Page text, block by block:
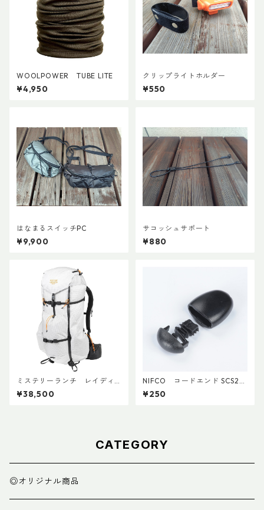
WOOLPOWER TUBE LITE
¥4,950
クリップライトホルダー
¥550
はなまるスイッチPC
¥9,900
サコッシュサポート
¥880
ミステリーランチ レイディ
ックス47
¥38,500
NIFCO コードエンド SCS2
(5個入り)
¥250
CATEGORY
◎オリジナル商品